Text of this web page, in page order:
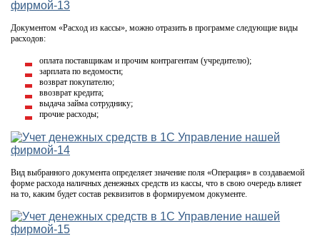
Документом «Расход из кассы», можно отразить в программе следующие виды
расходов:
оплата поставщикам и прочим контрагентам (учредителю);
зарплата по ведомости;
возврат покупателю;
ввозврат кредита;
выдача займа сотруднику;
прочие расходы;
Вид выбранного документа определяет значение поля «Операция» в создаваемой
форме расхода наличных денежных средств из кассы, что в свою очередь влияет
на то, каким будет состав реквизитов в формируемом документе.